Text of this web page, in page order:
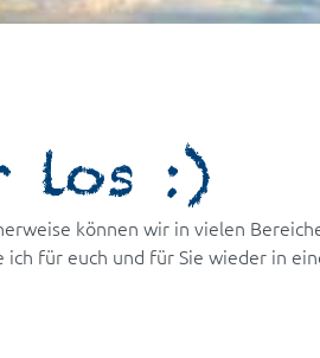
los :)
können wir in vielen
für euch und für Sie wieder in